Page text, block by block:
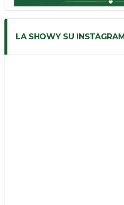
LA SHOWY SU INSTAGRAM